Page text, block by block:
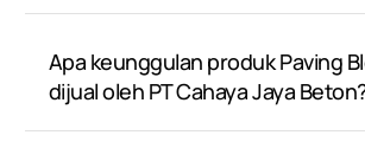
Apa keunggulan produk Paving
dijual oleh PT Cahaya Jaya